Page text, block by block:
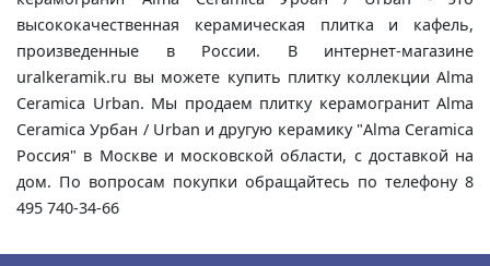
высококачественная керамическая плитка и кафель,
произведенные в России. В интернет-магазине
uralkeramik.ru вы можете купить плитку коллекции Alma
Ceramica Urban. Мы продаем плитку керамогранит Alma
Ceramica Урбан / Urban и другую керамику "Alma Ceramica
Россия" в Москве и московской области, с доставкой на
дом. По вопросам покупки обращайтесь по телефону 8
495 740-34-66